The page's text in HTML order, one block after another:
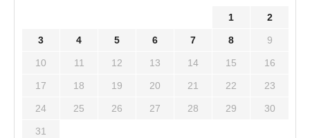
1 2
3 4 5 6 7 8 9
10 11 12 13 14 15 16
17 18 19 20 21 22 23
24 25 26 27 28 29 30
31